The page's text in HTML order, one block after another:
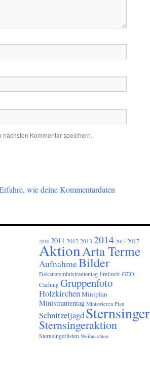
Kommentar speichern.
wie deine Kommentardaten
2010 2011 20122013 2014 2015 2017
AktionArta Terme
AufnahmeBilder
DekanatsministrantentagFreizeitGEO-
CachingGruppenfoto
HolzkirchenMiniplan
Ministrantentag Ministrieren Plan
SchnitzeljagdSternsinger
Sternsingeraktion
Sternsingerlisten Weihnachten